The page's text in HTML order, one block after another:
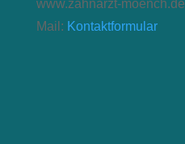
www.zahnarzt-moench.de
Mail: Kontaktformular